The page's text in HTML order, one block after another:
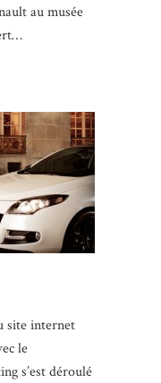
au musée
site internet
le
s’est déroulé